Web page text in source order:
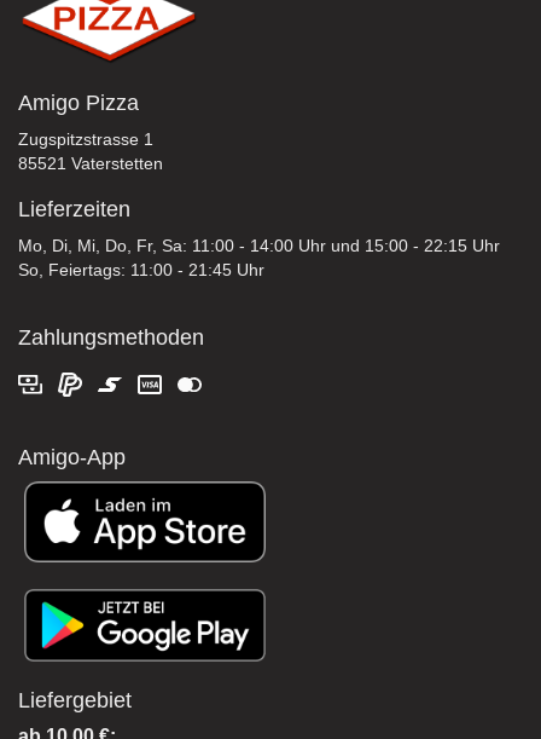
Amigo Pizza
Zugspitzstrasse 1
85521 Vaterstetten
Lieferzeiten
Mo, Di, Mi, Do, Fr, Sa: 11:00 - 14:00 Uhr und 15:00 - 22:15 Uhr
So, Feiertags: 11:00 - 21:45 Uhr
Zahlungsmethoden
Amigo-App
Liefergebiet